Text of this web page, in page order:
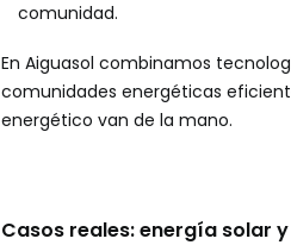
comunidad.
En Aiguasol combinamos
comunidades energéticas
energético van de la mano.
Casos reales: energía solar